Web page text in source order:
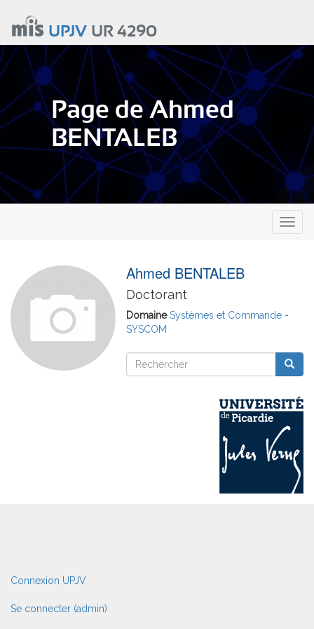
contenu
principal
UPJVUR 4290
Page de Ahmed
BENTALEB
Ahmed BENTALEB
Doctorant
DomaineSystèmes et Commande -
SYSCOM
Rechercher
Rechercher
User
account
menu
Connexion UPJV
Se connecter (admin)